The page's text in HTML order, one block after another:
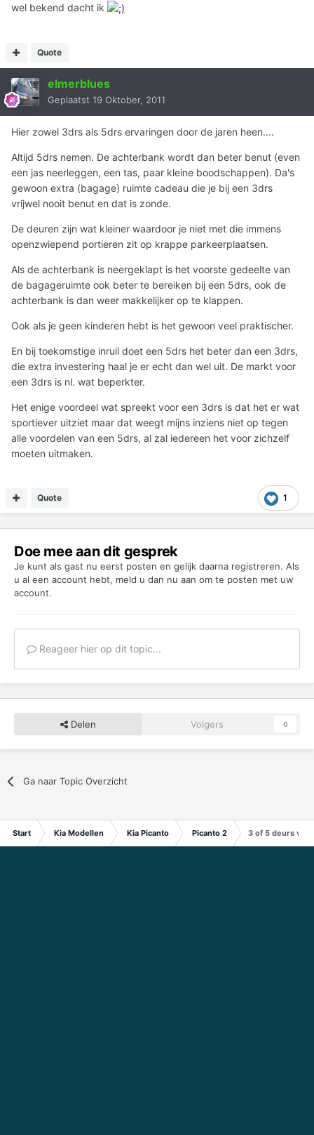
wel bekend dacht ik
Quote
elmerblues
Geplaatst 19 Oktober, 2011
Hier zowel 3drs als 5drs ervaringen door de jaren heen....
Altijd 5drs nemen. De achterbank wordt dan beter benut (even
een jas neerleggen, een tas, paar kleine boodschappen). Da's
gewoon extra (bagage) ruimte cadeau die je bij een 3drs
vrijwel nooit benut en dat is zonde.
De deuren zijn wat kleiner waardoor je niet met die immens
openzwiepend portieren zit op krappe parkeerplaatsen.
Als de achterbank is neergeklapt is het voorste gedeelte van
de bagageruimte ook beter te bereiken bij een 5drs, ook de
achterbank is dan weer makkelijker op te klappen.
Ook als je geen kinderen hebt is het gewoon veel praktischer.
En bij toekomstige inruil doet een 5drs het beter dan een 3drs,
die extra investering haal je er echt dan wel uit. De markt voor
een 3drs is nl. wat beperkter.
Het enige voordeel wat spreekt voor een 3drs is dat het er wat
sportiever uitziet maar dat weegt mijns inziens niet op tegen
alle voordelen van een 5drs, al zal iedereen het voor zichzelf
moeten uitmaken.
1
Quote
Doe mee aan dit gesprek
Je kunt als gast nu eerst posten en gelijk daarna registreren. Als
u al een account hebt, meld u dan nu aan om te posten met uw
account.
Reageer hier op dit topic...
Delen Volgers 0
Ga naar Topic Overzicht
Start Kia Modellen Kia Picanto Picanto 2 3 of 5 deurs